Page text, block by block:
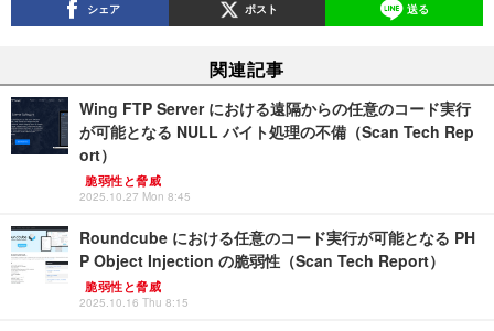
シェア ポスト 送る
関連記事
Wing FTP Server における遠隔からの任意のコード実行
が可能となる NULL バイト処理の不備（Scan Tech Rep
ort）
脆弱性と脅威
2025.10.27 Mon 8:45
Roundcube における任意のコード実行が可能となる PH
P Object Injection の脆弱性（Scan Tech Report）
脆弱性と脅威
2025.10.16 Thu 8:15